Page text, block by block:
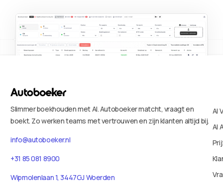
Slimmer boekhouden met AI. Autoboeker matcht, vraagt en
boekt. Zo werken teams met vertrouwen en zijn klanten altijd bij.
info@autoboeker.nl
+31 85 081 8900
Wipmolenlaan 1, 3447GJ Woerden
AI
AI